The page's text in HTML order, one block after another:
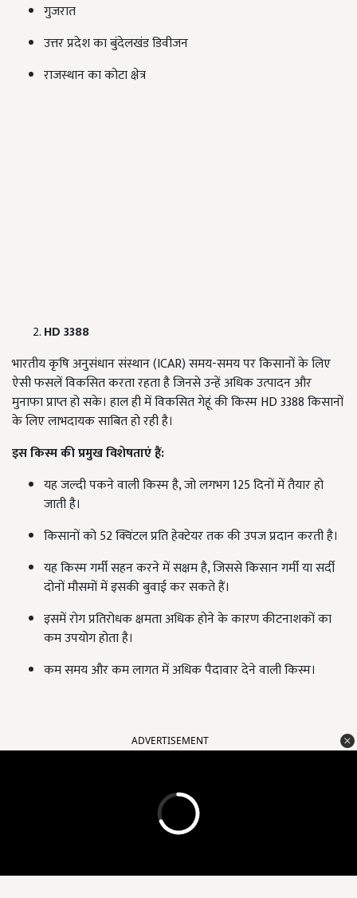
गुजरात
उत्तर प्रदेश का बुंदेलखंड डिवीजन
राजस्थान का कोटा क्षेत्र
HD 3388
भारतीय कृषि अनुसंधान संस्थान (ICAR) समय-समय पर किसानों के लिए
ऐसी फसलें विकसित करता रहता है जिनसे उन्हें अधिक उत्पादन और
मुनाफा प्राप्त हो सके। हाल ही में विकसित गेहूं की किस्म HD 3388 किसानों
के लिए लाभदायक साबित हो रही है।
इस किस्म की प्रमुख विशेषताएं हैं:
यह जल्दी पकने वाली किस्म है, जो लगभग 125 दिनों में तैयार हो
जाती है।
किसानों को 52 क्विंटल प्रति हेक्टेयर तक की उपज प्रदान करती है।
यह किस्म गर्मी सहन करने में सक्षम है, जिससे किसान गर्मी या सर्दी
दोनों मौसमों में इसकी बुवाई कर सकते हैं।
इसमें रोग प्रतिरोधक क्षमता अधिक होने के कारण कीटनाशकों का
कम उपयोग होता है।
कम समय और कम लागत में अधिक पैदावार देने वाली किस्म।
ADVERTISEMENT